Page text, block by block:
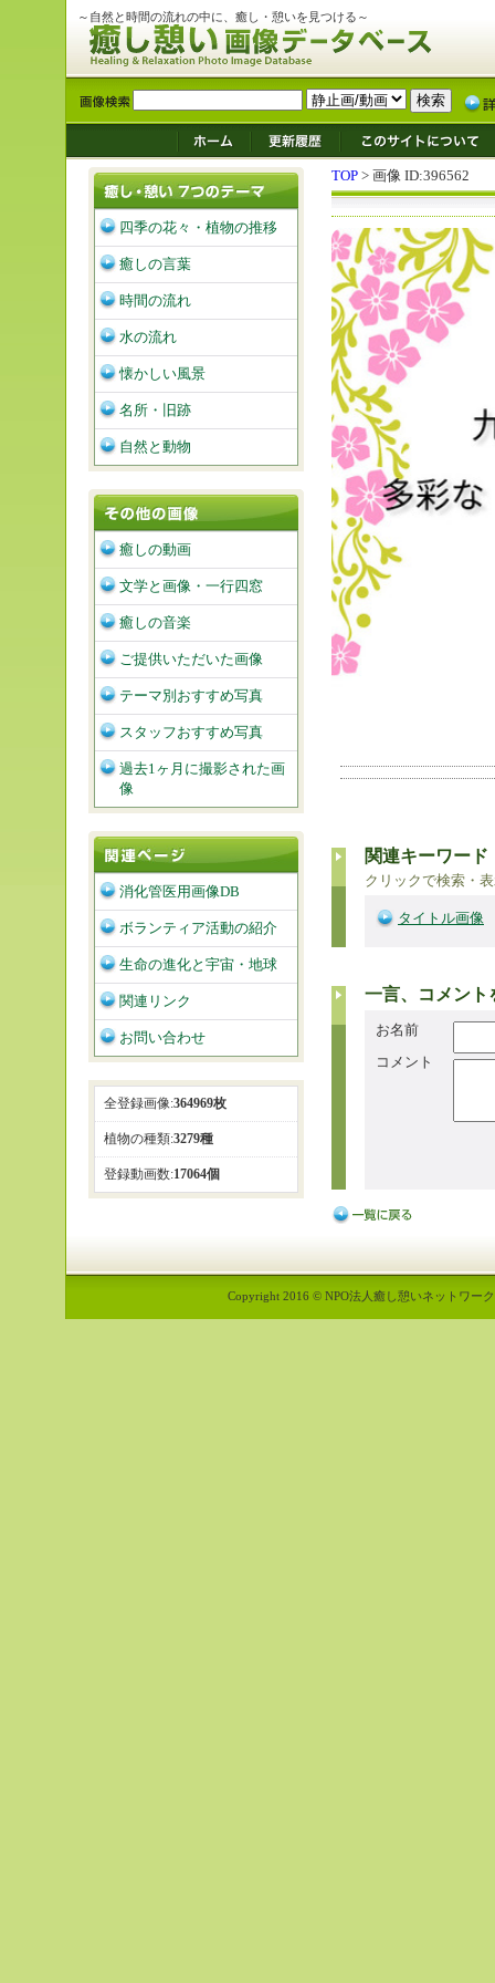
～自然と時間の流れの中に、癒し・憩いを見つける～
TOP > 画像 ID:396562
関連キーワード
クリックで検索・
タイトル画像
一言、コメント
お名前
コメント
四季の花々・植物の推移
癒しの言葉
時間の流れ
水の流れ
懐かしい風景
名所・旧跡
自然と動物
癒しの動画
文学と画像・一行四窓
癒しの音楽
ご提供いただいた画像
テーマ別おすすめ写真
スタッフおすすめ写真
過去1ヶ月に撮影された画
像
消化管医用画像DB
ボランティア活動の紹介
生命の進化と宇宙・地球
関連リンク
お問い合わせ
全登録画像:364969枚
植物の種類:3279種
登録動画数:17064個
Copyright 2016 © NPO法人癒し憩いネットワー